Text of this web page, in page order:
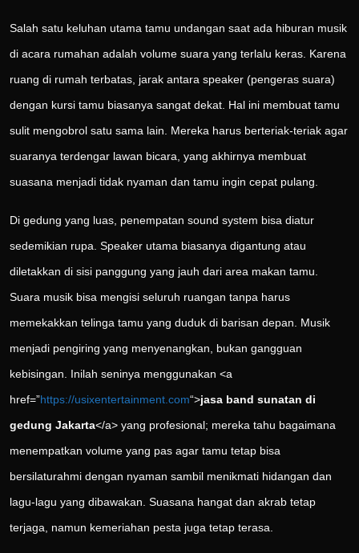
Salah satu keluhan utama tamu undangan saat ada hiburan musik
di acara rumahan adalah volume suara yang terlalu keras. Karena
ruang di rumah terbatas, jarak antara speaker (pengeras suara)
dengan kursi tamu biasanya sangat dekat. Hal ini membuat tamu
sulit mengobrol satu sama lain. Mereka harus berteriak-teriak agar
suaranya terdengar lawan bicara, yang akhirnya membuat
suasana menjadi tidak nyaman dan tamu ingin cepat pulang.
Di gedung yang luas, penempatan sound system bisa diatur
sedemikian rupa. Speaker utama biasanya digantung atau
diletakkan di sisi panggung yang jauh dari area makan tamu.
Suara musik bisa mengisi seluruh ruangan tanpa harus
memekakkan telinga tamu yang duduk di barisan depan. Musik
menjadi pengiring yang menyenangkan, bukan gangguan
kebisingan. Inilah seninya menggunakan <a
href=”https://usixentertainment.com“>jasa band sunatan di
gedung Jakarta</a> yang profesional; mereka tahu bagaimana
menempatkan volume yang pas agar tamu tetap bisa
bersilaturahmi dengan nyaman sambil menikmati hidangan dan
lagu-lagu yang dibawakan. Suasana hangat dan akrab tetap
terjaga, namun kemeriahan pesta juga tetap terasa.